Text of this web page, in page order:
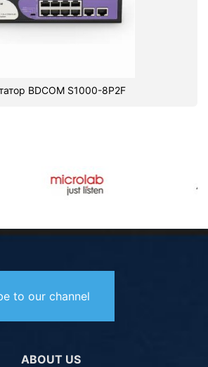
BDCOM S1000-8P2F
to our channel
ABOUT US